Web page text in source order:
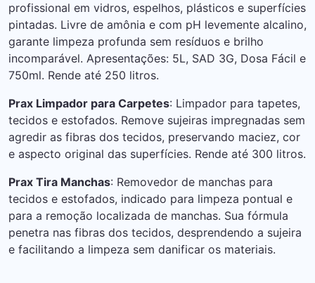
profissional em vidros, espelhos, plásticos e superfícies
pintadas. Livre de amônia e com pH levemente alcalino,
garante limpeza profunda sem resíduos e brilho
incomparável. Apresentações: 5L, SAD 3G, Dosa Fácil e
750ml. Rende até 250 litros.
Prax Limpador para Carpetes: Limpador para tapetes,
tecidos e estofados. Remove sujeiras impregnadas sem
agredir as fibras dos tecidos, preservando maciez, cor
e aspecto original das superfícies. Rende até 300 litros.
Prax Tira Manchas: Removedor de manchas para
tecidos e estofados, indicado para limpeza pontual e
para a remoção localizada de manchas. Sua fórmula
penetra nas fibras dos tecidos, desprendendo a sujeira
e facilitando a limpeza sem danificar os materiais.